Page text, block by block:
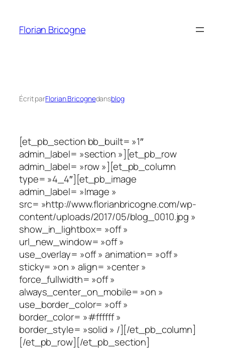
contenu
Florian Bricogne
Écrit parFlorian Bricognedansblog
[et_pb_section bb_built= »1″
admin_label= »section »][et_pb_row
admin_label= »row »][et_pb_column
type= »4_4″][et_pb_image
admin_label= »Image »
src= »http://www.florianbricogne.com/wp-
content/uploads/2017/05/blog_0010.jpg »
show_in_lightbox= »off »
url_new_window= »off »
use_overlay= »off » animation= »off »
sticky= »on » align= »center »
force_fullwidth= »off »
always_center_on_mobile= »on »
use_border_color= »off »
border_color= »#ffffff »
border_style= »solid » /][/et_pb_column]
[/et_pb_row][/et_pb_section]